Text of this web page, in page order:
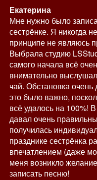
Екатерина
Мне нужно было
сестрёнке. Я никогда
принципе не являюсь
Выбрала студию
самого начала всё
внимательно
чай. Обстановка
это было важно,
всё удалось на 100%!
давал очень
получилась
празднике сестрёнка
впечатлением (даже
меня возникло
записать песню!